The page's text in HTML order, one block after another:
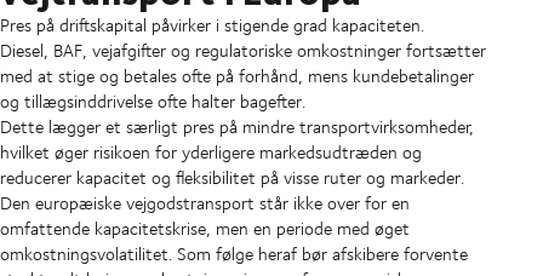
Pres på driftskapital påvirker i stigende grad kapaciteten.
Diesel, BAF, vejafgifter og regulatoriske omkostninger fortsætter
med at stige og betales ofte på forhånd, mens kundebetalinger
og tillægsinddrivelse ofte halter bagefter.
Dette lægger et særligt pres på mindre transportvirksomheder,
hvilket øger risikoen for yderligere markedsudtræden og
reducerer kapacitet og fleksibilitet på visse ruter og markeder.
Den europæiske vejgodstransport står ikke over for en
omfattende kapacitetskrise, men en periode med øget
omkostningsvolatilitet. Som følge heraf bør afskibere forvente